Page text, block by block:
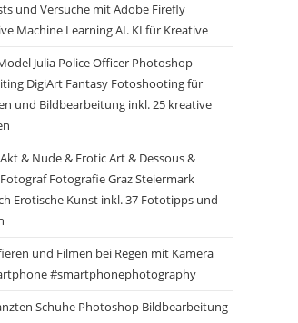
und Versuche mit Adobe Firefly
Machine Learning AI. KI für Kreative
Julia Police Officer Photoshop
DigiArt Fantasy Fotoshooting für
und Bildbearbeitung inkl. 25 kreative
& Nude & Erotic Art & Dessous &
Fotografie Graz Steiermark
Erotische Kunst inkl. 37 Fototipps und
und Filmen bei Regen mit Kamera
#smartphonephotography
Schuhe Photoshop Bildbearbeitung